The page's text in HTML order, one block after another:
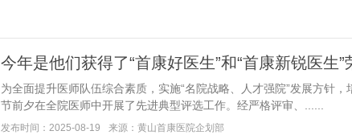
今年是他们获得了“首康好医生”和“首康新锐医生”
为全面提升医师队伍综合素质，实施“名院战略、人才强院”发展方针
节前夕在全院医师中开展了先进典型评选工作。经严格评审、......
发布时间：2025-08-19 来源：黄山首康医院企划部